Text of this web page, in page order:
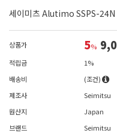
세이미츠 Alutimo SSPS-
상품가 5%
적립금
1%
배송비
(조건)
제조사
Seimitsu
원산지
Japan
브랜드
Seimitsu